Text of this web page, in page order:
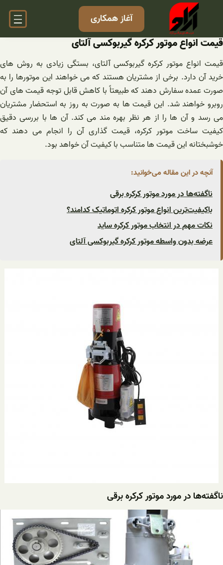
آغاز همکاری
قیمت انواع موتور کرکره گیربوکسی آلتای
قیمت انواع موتور کرکره گیربوکسی آلتای، بستگی زیادی به روش های
خرید آن دارد. برخی از مشتریان هستند که می خواهند این موتورها را به
صورت عمده سفارش دهند که طبیعتاً با کاهش قابل توجه قیمت های آن
روبرو خواهند شد. این قیمت ها به صورت به روز به استحضار مشتریان
می رسد و آن ها را از هر نظر بهره مند می کند. آن ها با بررسی دقیق
کیفیت ساخت موتور کرکره، قیمت گذاری آن را انجام می دهند که
خوشبختانه این قیمت ها متناسب با کیفیت آن خواهد بود.
آنچه در این مقاله می‌خوانید:
ناگفته‌ها در مورد موتور کرکره برقی
باکیفیت‌ترین انواع موتور کرکره اتوماتیک کدامند؟
نکات مهم در انتخاب موتور کرکره ساید
عرضه بدون واسطه موتور کرکره گیربوکسی آلتای
ناگفته‌ها در مورد موتور کرکره برقی